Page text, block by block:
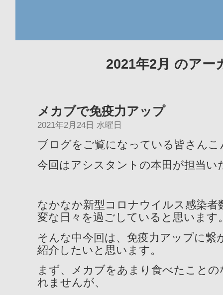
2021年2月 のアー
メカブで免疫力アップ
2021年2月24日 水曜日
ブログをご覧になっている皆さん
今回はアシスタントの本田が担当い
なかなか新型コロナウイルス感染者
変な日々を過ごしていると思います
そんな中今回は、免疫力アップに繋
紹介したいと思います。
まず、メカブをあまり食べたこと
れませんが、